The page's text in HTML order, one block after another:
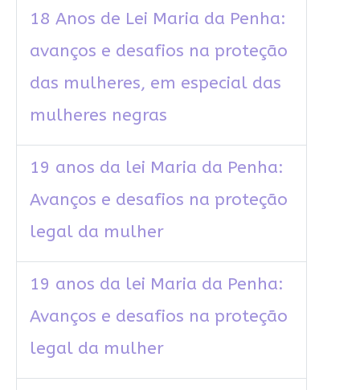
18 Anos de Lei Maria da Penha:
avanços e desafios na proteção
das mulheres, em especial das
mulheres negras
19 anos da lei Maria da Penha:
Avanços e desafios na proteção
legal da mulher
19 anos da lei Maria da Penha:
Avanços e desafios na proteção
legal da mulher